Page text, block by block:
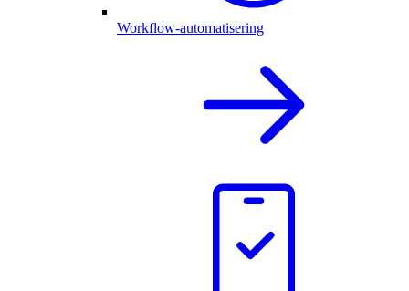
Workflow-automatisering